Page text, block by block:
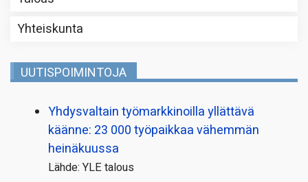
Yhteiskunta
UUTISPOIMINTOJA
Yhdysvaltain työmarkkinoilla yllättävä
käänne: 23 000 työpaikkaa vähemmän
heinäkuussa
Lähde: YLE talous